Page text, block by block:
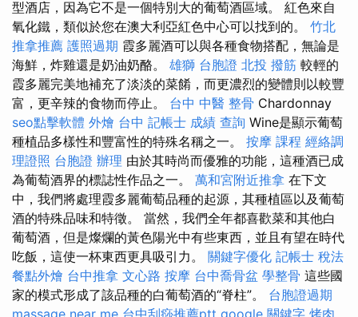
型酒店，因為它不是一個特別大的葡萄酒區域。 紅色來自
氧化鐵，類似於您在澳大利亞紅色中心可以找到的。 竹北
推拿推薦 護照過期 霞多麗酒可以與各種食物搭配，無論是
海鮮，炸雞還是奶油奶酪。 雄獅 台胞證 北投 撥筋 較輕的
霞多麗完美地補充了淡淡的菜餚，而更濃烈的變體則以較豐
富，更辛辣的食物而停止。 台中 中醫 整骨 Chardonnay
seo點擊軟體 外燴 台中 記帳士 成績 查詢 Wine是顯示葡萄
種植品多樣性和豐富性的特殊名稱之一。 按摩 課程 經絡調
理證照 台胞證 辦理 由於其時尚而優雅的功能，這種酒已成
為葡萄酒界的標誌性作品之一。 萬和宮附近推拿 在下文
中，我們將處理霞多麗葡萄品種的起源，其種植區以及葡萄
酒的特殊品味和特徵。 當然，我們全年都喜歡菜和其他白
葡萄酒，但是燦爛的黃色陽光中有些東西，並且有望在時代
吃飯，這使一杯東西更具吸引力。 關鍵字優化 記帳士 稅法
餐點外燴 台中推拿 文心路 按摩 台中喬骨盆 學整骨 這些國
家的模式形成了該品種的白葡萄酒的“脊柱”。 台胞證過期
massage near me 台中刮痧推薦ptt google 關鍵字 烤肉